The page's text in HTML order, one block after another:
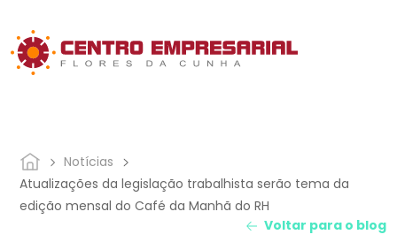
Notícias
Atualizações da legislação trabalhista serão tema da
edição mensal do Café da Manhã do RH
Voltar para o blog